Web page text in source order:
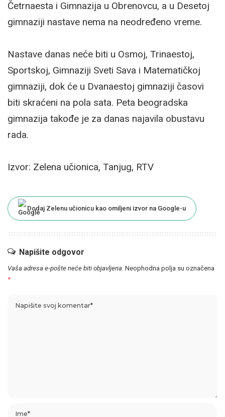
Četrnaesta i Gimnazija u Obrenovcu, a u Desetoj
gimnaziji nastave nema na neodređeno vreme.
Nastave danas neće biti u Osmoj, Trinaestoj,
Sportskoj, Gimnaziji Sveti Sava i Matematičkoj
gimnaziji, dok će u Dvanaestoj gimnaziji časovi
biti skraćeni na pola sata. Peta beogradska
gimnazija takođe je za danas najavila obustavu
rada.
Izvor: Zelena učionica, Tanjug, RTV
Dodaj Zelenu učionicu kao omiljeni izvor na Google-u
Napišite odgovor
Vaša adresa e-pošte neće biti objavljena. Neophodna polja su označena
*